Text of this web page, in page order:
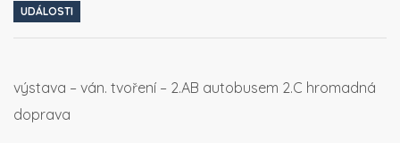
UDÁLOSTI
výstava – ván. tvoření – 2.AB autobusem 2.C hromadná
doprava